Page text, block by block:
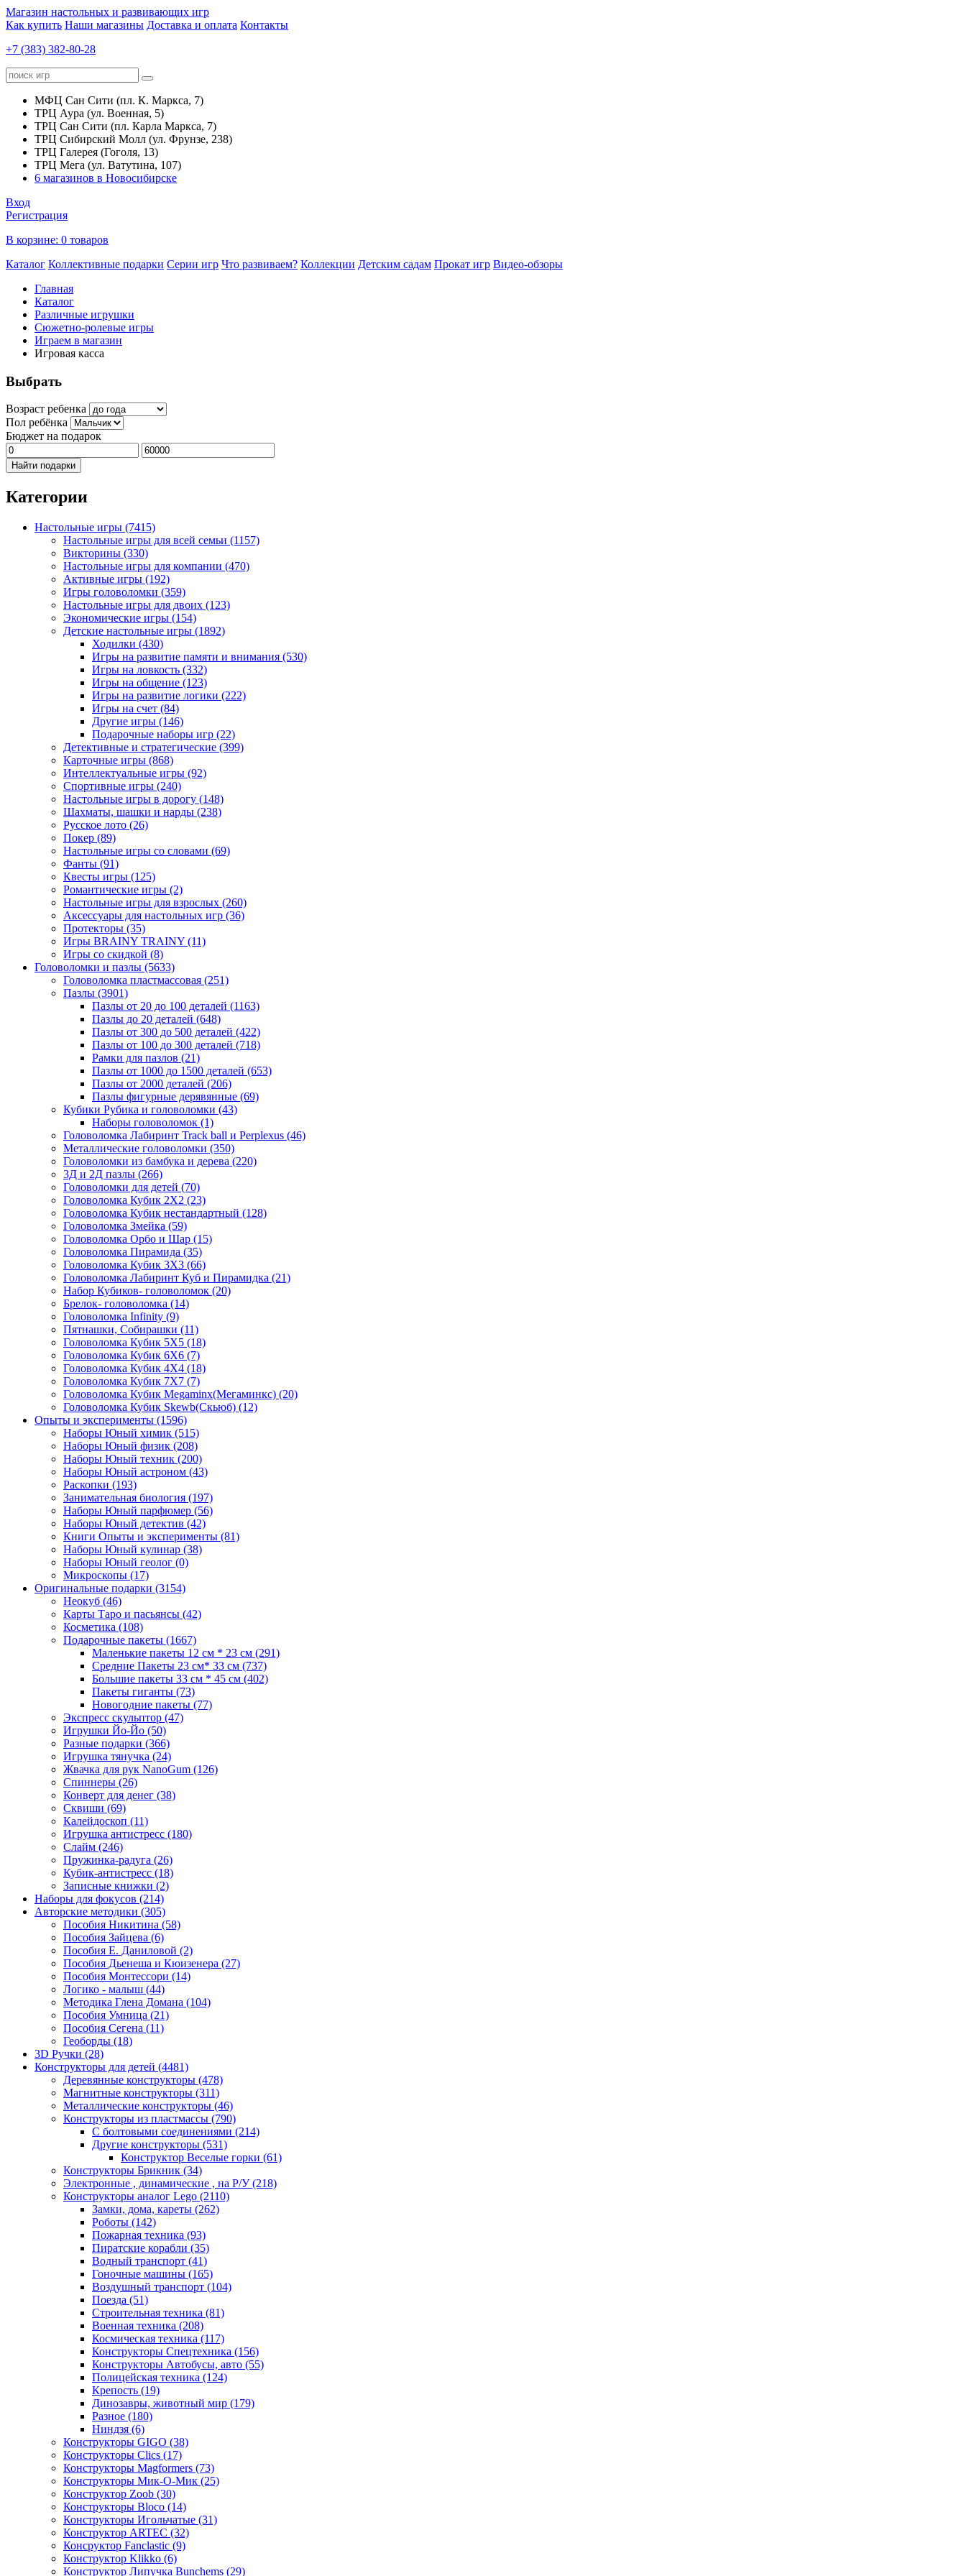
Магазин настольных и развивающих игр
Как купить Наши магазины Доставка и оплата Контакты
+7 (383) 382-80-28
МФЦ Сан Сити (пл. К. Маркса, 7)
ТРЦ Аура (ул. Военная, 5)
ТРЦ Сан Сити (пл. Карла Маркса, 7)
ТРЦ Сибирский Молл (ул. Фрунзе, 238)
ТРЦ Галерея (Гоголя, 13)
ТРЦ Мега (ул. Ватутина, 107)
6 магазинов в Новосибирске
Вход
Регистрация
В корзине: 0 товаров
Каталог Коллективные подарки Серии игр Что развиваем? Коллекции Детским садам Прокат игр Видео-обзоры
Главная
Каталог
Различные игрушки
Сюжетно-ролевые игры
Играем в магазин
Игровая касса
Выбрать
Возраст ребенка
Пол ребёнка
Бюджет на подарок
Найти подарки
Категории
Настольные игры (7415)
Настольные игры для всей семьи (1157)
Викторины (330)
Настольные игры для компании (470)
Активные игры (192)
Игры головоломки (359)
Настольные игры для двоих (123)
Экономические игры (154)
Детские настольные игры (1892)
Ходилки (430)
Игры на развитие памяти и внимания (530)
Игры на ловкость (332)
Игры на общение (123)
Игры на развитие логики (222)
Игры на счет (84)
Другие игры (146)
Подарочные наборы игр (22)
Детективные и стратегические (399)
Карточные игры (868)
Интеллектуальные игры (92)
Спортивные игры (240)
Настольные игры в дорогу (148)
Шахматы, шашки и нарды (238)
Русское лото (26)
Покер (89)
Настольные игры со словами (69)
Фанты (91)
Квесты игры (125)
Романтические игры (2)
Настольные игры для взрослых (260)
Аксессуары для настольных игр (36)
Протекторы (35)
Игры BRAINY TRAINY (11)
Игры со скидкой (8)
Головоломки и пазлы (5633)
Головоломка пластмассовая (251)
Пазлы (3901)
Пазлы от 20 до 100 деталей (1163)
Пазлы до 20 деталей (648)
Пазлы от 300 до 500 деталей (422)
Пазлы от 100 до 300 деталей (718)
Рамки для пазлов (21)
Пазлы от 1000 до 1500 деталей (653)
Пазлы от 2000 деталей (206)
Пазлы фигурные дерявянные (69)
Кубики Рубика и головоломки (43)
Наборы головоломок (1)
Головоломка Лабиринт Track ball и Perplexus (46)
Металлические головоломки (350)
Головоломки из бамбука и дерева (220)
3Д и 2Д пазлы (266)
Головоломки для детей (70)
Головоломка Кубик 2Х2 (23)
Головоломка Кубик нестандартный (128)
Головоломка Змейка (59)
Головоломка Орбо и Шар (15)
Головоломка Пирамида (35)
Головоломка Кубик 3Х3 (66)
Головоломка Лабиринт Куб и Пирамидка (21)
Набор Кубиков- головоломок (20)
Брелок- головоломка (14)
Головоломка Infinity (9)
Пятнашки, Собирашки (11)
Головоломка Кубик 5Х5 (18)
Головоломка Кубик 6Х6 (7)
Головоломка Кубик 4Х4 (18)
Головоломка Кубик 7Х7 (7)
Головоломка Кубик Megaminx(Мегаминкс) (20)
Головоломка Кубик Skewb(Скьюб) (12)
Опыты и эксперименты (1596)
Наборы Юный химик (515)
Наборы Юный физик (208)
Наборы Юный техник (200)
Наборы Юный астроном (43)
Раскопки (193)
Занимательная биология (197)
Наборы Юный парфюмер (56)
Наборы Юный детектив (42)
Книги Опыты и эксперименты (81)
Наборы Юный кулинар (38)
Наборы Юный геолог (0)
Микроскопы (17)
Оригинальные подарки (3154)
Неокуб (46)
Карты Таро и пасьянсы (42)
Косметика (108)
Подарочные пакеты (1667)
Маленькие пакеты 12 см * 23 см (291)
Средние Пакеты 23 см* 33 см (737)
Большие пакеты 33 см * 45 см (402)
Пакеты гиганты (73)
Новогодние пакеты (77)
Экспресс скульптор (47)
Игрушки Йо-Йо (50)
Разные подарки (366)
Игрушка тянучка (24)
Жвачка для рук NanoGum (126)
Спиннеры (26)
Конверт для денег (38)
Сквиши (69)
Калейдоскоп (11)
Игрушка антистресс (180)
Слайм (246)
Пружинка-радуга (26)
Кубик-антистресс (18)
Записные книжки (2)
Наборы для фокусов (214)
Авторские методики (305)
Пособия Никитина (58)
Пособия Зайцева (6)
Пособия Е. Даниловой (2)
Пособия Дьенеша и Кюизенера (27)
Пособия Монтессори (14)
Логико - малыш (44)
Методика Глена Домана (104)
Пособия Умница (21)
Пособия Сегена (11)
Геоборды (18)
3D Ручки (28)
Конструкторы для детей (4481)
Деревянные конструкторы (478)
Магнитные конструкторы (311)
Металлические конструкторы (46)
Конструкторы из пластмассы (790)
С болтовыми соединениями (214)
Другие конструкторы (531)
Конструктор Веселые горки (61)
Конструкторы Брикник (34)
Электронные , динамические , на Р/У(218)
Конструкторы аналог Lego (2110)
Замки, дома, кареты (262)
Роботы (142)
Пожарная техника (93)
Пиратские корабли (35)
Водный транспорт (41)
Гоночные машины (165)
Воздушный транспорт (104)
Поезда (51)
Строительная техника (81)
Военная техника (208)
Космическая техника (117)
Конструкторы Спецтехника (156)
Конструкторы Автобусы, авто (55)
Полицейская техника (124)
Крепость (19)
Динозавры, животный мир (179)
Разное (180)
Ниндзя (6)
Конструкторы GIGO (38)
Конструкторы Clics (17)
Конструкторы Magformers (73)
Конструкторы Мик-О-Мик (25)
Конструктор Zoob (30)
Конструкторы Bloco (14)
Конструкторы Игольчатые (31)
Конструктор ARTEC (32)
Консруктор Fanclastic (9)
Конструктор Klikko (6)
Конструктор Липучка Bunchems (29)